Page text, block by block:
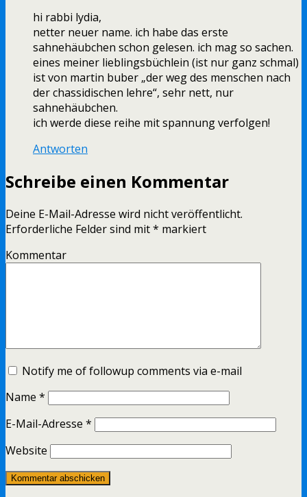
hi rabbi lydia,
netter neuer name. ich habe das erste
sahnehäubchen schon gelesen. ich mag so sachen.
eines meiner lieblingsbüchlein (ist nur ganz schmal)
ist von martin buber „der weg des menschen nach
der chassidischen lehre“, sehr nett, nur
sahnehäubchen.
ich werde diese reihe mit spannung verfolgen!
Antworten
Schreibe einen Kommentar
Deine E-Mail-Adresse wird nicht veröffentlicht.
Erforderliche Felder sind mit* markiert
Kommentar
Notify me of followup comments via e-mail
Name *
E-Mail-Adresse *
Website